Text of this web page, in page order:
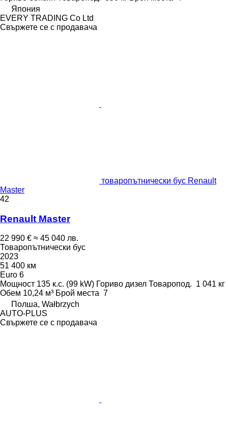
Япония
EVERY TRADING Co Ltd
Свържете се с продавача
товаропътнически бус Renault
Master
42
Renault Master
22 990 € ≈ 45 040 лв.
Товаропътнически бус
2023
51 400 км
Euro 6
Мощност 135 к.с. (99 kW) Гориво дизел Товаропод. 1 041 кг
Обем 10,24 м³ Брой места 7
Полша, Wałbrzych
AUTO-PLUS
Свържете се с продавача